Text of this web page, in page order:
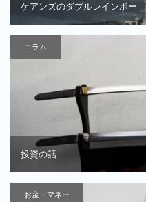
ケアンズのダブルレインボー
コラム
投資の話
お金・マネー